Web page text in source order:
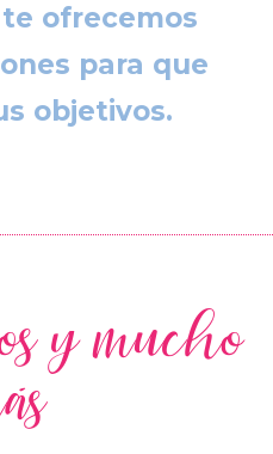
ofrecemos
para que
objetivos.
y mucho